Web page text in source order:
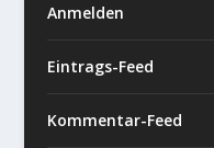
Anmelden
Eintrags-Feed
Kommentar-Feed